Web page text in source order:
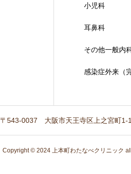
小児科
耳鼻科
その他一般内
感染症外来（
〒543-0037 大阪市天王寺区上之宮町1-
Copyright © 2024 上本町わたなべクリニック